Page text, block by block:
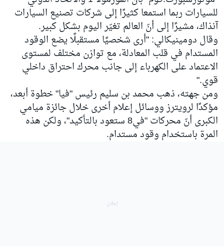
للسيارات ربما استمعا كثيرًا إلى شركات تصنيع السيارات
آنذاك، مشيرًا إلى أنّ العالم تغيّر اليوم بشكل كبير.
وقال دومينيكالي: "أرى شخصيًا مستقبلًا يضع الوقود
المستدام في قلب المعادلة، مع توازن مختلف لمستوى
الاعتماد على الكهرباء إلى جانب محرك احتراق داخلي
قوي."
ومن جهته، ذهب محمد بن سليم رئيس "فيا" خطوة أبعد،
مؤكدًا لرويترز ووسائل إعلام أخرى خلال جائزة ميامي
الكبرى أنّ محركات "في8 ستعود بالتأكيد"، ولكن هذه
المرة باستخدام وقود مستدام.